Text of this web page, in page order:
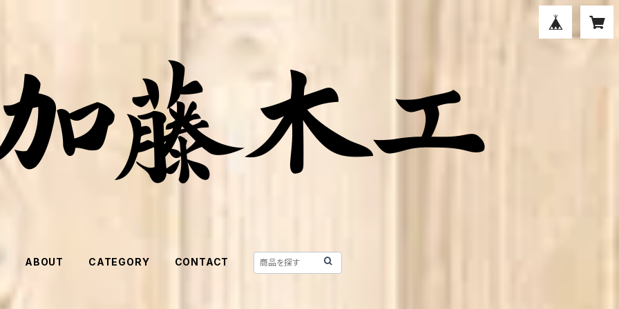
ABOUT CATEGORY CONTACT